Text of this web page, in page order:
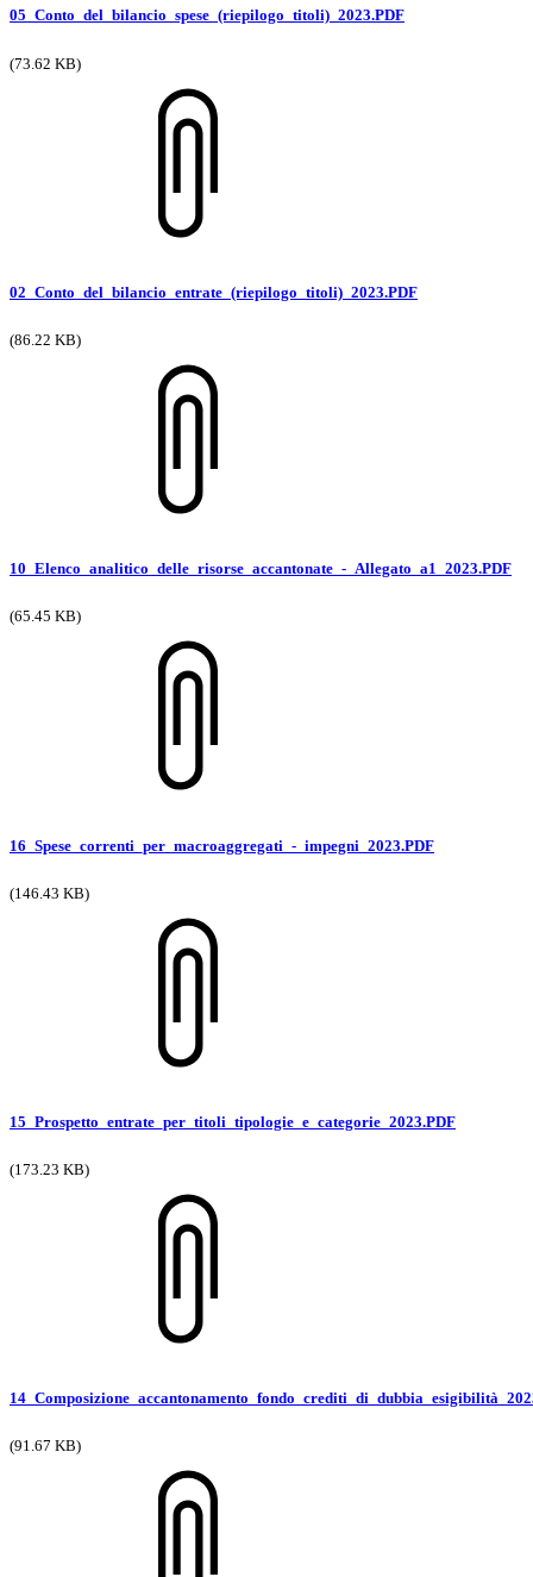
05_Conto_del_bilancio_spese_(riepilogo_titoli)_2023.PDF
(73.62 KB)
02_Conto_del_bilancio_entrate_(riepilogo_titoli)_2023.PDF
(86.22 KB)
10_Elenco_analitico_delle_risorse_accantonate_-_Allegato_a1_2023.PDF
(65.45 KB)
16_Spese_correnti_per_macroaggregati_-_impegni_2023.PDF
(146.43 KB)
15_Prospetto_entrate_per_titoli_tipologie_e_categorie_2023.PDF
(173.23 KB)
(91.67 KB)